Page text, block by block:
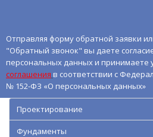
Отправляя форму обратной заявки
"Обратный звонок" вы даете
персональных данных и принимаете
соглашения в соответствии с
№ 152-ФЗ «О персональных данных»
Проектирование
Фундаменты